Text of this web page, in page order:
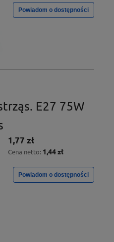
Powiadom o dostępności
E27 75W
1,77 zł
Cena netto: 1,44 zł
Powiadom o dostępności